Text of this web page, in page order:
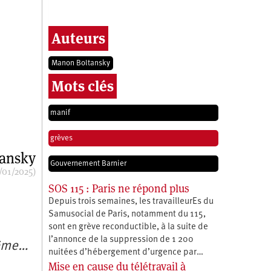
2025)
Auteurs
Manon Boltansky
Mots clés
manif
grèves
Gouvernement Barnier
SOS 115 : Paris ne répond plus
Depuis trois semaines, les travailleurEs du
Samusocial de Paris, notamment du 115,
sont en grève reconductible, à la suite de
l’annonce de la suppression de 1 200
nuitées d’hébergement d’urgence par…
Mise en cause du télétravail à